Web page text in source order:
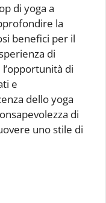
di yoga a
la
benefici per il
di
di
e
dello yoga
di
uno stile di